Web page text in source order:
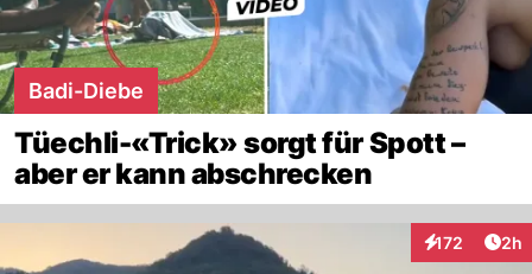
Badi-Diebe
Tüechli-«Trick» sorgt für Spott –
aber er kann abschrecken
172
Interaktionen
2h